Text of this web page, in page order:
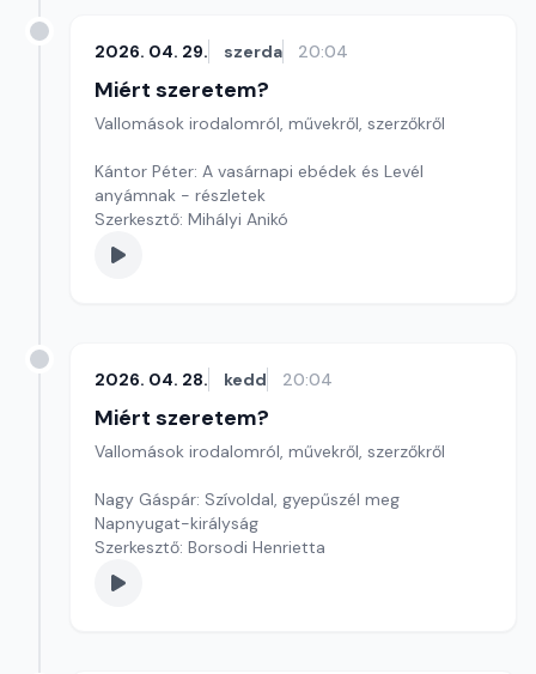
2026. 04. 29. szerda 20:04
Miért szeretem?
Vallomások irodalomról, művekről, szerzőkről
Kántor Péter: A vasárnapi ebédek és Levél
anyámnak - részletek
Szerkesztő: Mihályi Anikó
2026. 04. 28. kedd 20:04
Miért szeretem?
Vallomások irodalomról, művekről, szerzőkről
Nagy Gáspár: Szívoldal, gyepűszél meg
Napnyugat-királyság
Szerkesztő: Borsodi Henrietta